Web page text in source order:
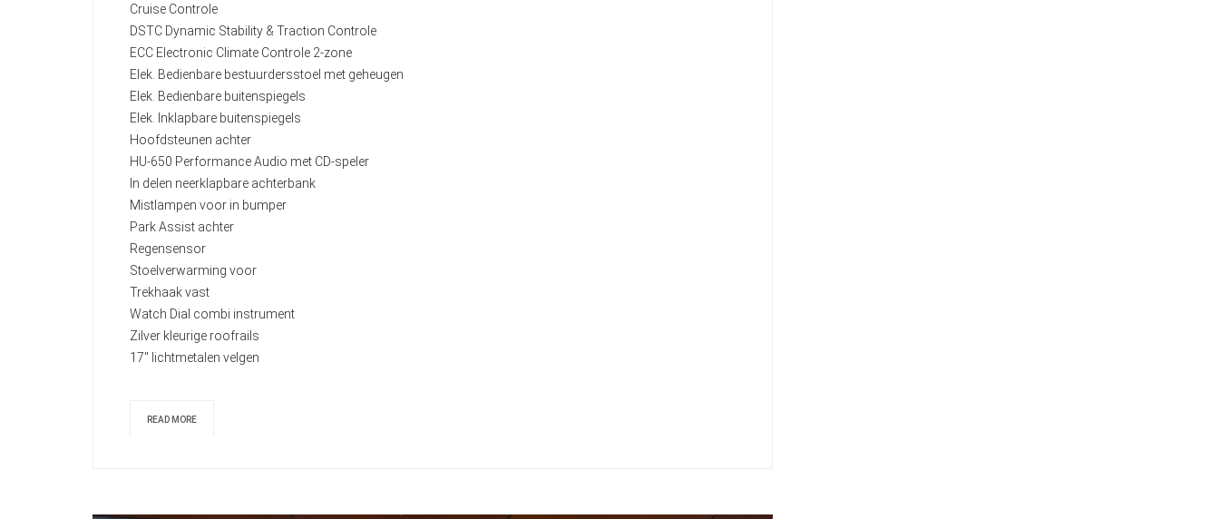
Cruise Controle
DSTC Dynamic Stability & Traction Controle
ECC Electronic Climate Controle 2-zone
Elek. Bedienbare bestuurdersstoel met geheugen
Elek. Bedienbare buitenspiegels
Elek. Inklapbare buitenspiegels
Hoofdsteunen achter
HU-650 Performance Audio met CD-speler
In delen neerklapbare achterbank
Mistlampen voor in bumper
Park Assist achter
Regensensor
Stoelverwarming voor
Trekhaak vast
Watch Dial combi instrument
Zilver kleurige roofrails
17" lichtmetalen velgen
READ MORE